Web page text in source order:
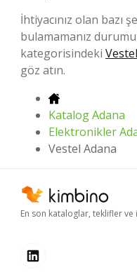
İhtiyacınız olan bazı
bulamamanız
kategorisindeki Vestel
göz atın.
Katalog Adana
Elektronikler
Vestel Adana
En son kataloglar, teklifler